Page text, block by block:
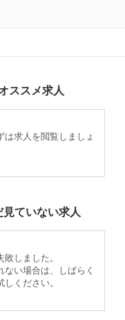
ススメ求人
は求人を閲覧しましょ
ていない求人
しました。
い場合は、しばらく
ください。